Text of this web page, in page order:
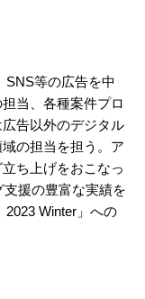
SNS等の広告を中
当、各種案件プロ
告以外のデジタル
の担当を担う。ア
ち上げをおこなっ
援の豊富な実績を
Winter」への